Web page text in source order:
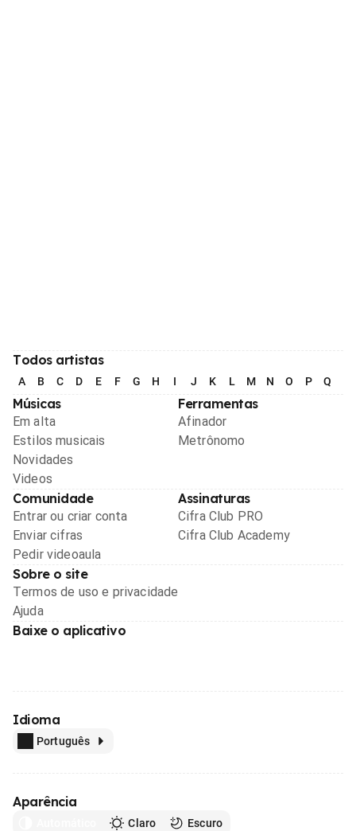
Todos artistas
A B C D E F G H I J K L M N O P Q
Músicas
Em alta
Estilos musicais
Novidades
Videos
Ferramentas
Afinador
Metrônomo
Comunidade
Entrar ou criar conta
Enviar cifras
Pedir videoaula
Assinaturas
Cifra Club PRO
Cifra Club Academy
Sobre o site
Termos de uso e privacidade
Ajuda
Baixe o aplicativo
Idioma
Português
Aparência
Claro Escuro